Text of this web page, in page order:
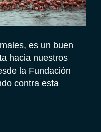
es un buen
hacia nuestros
la Fundación
contra esta